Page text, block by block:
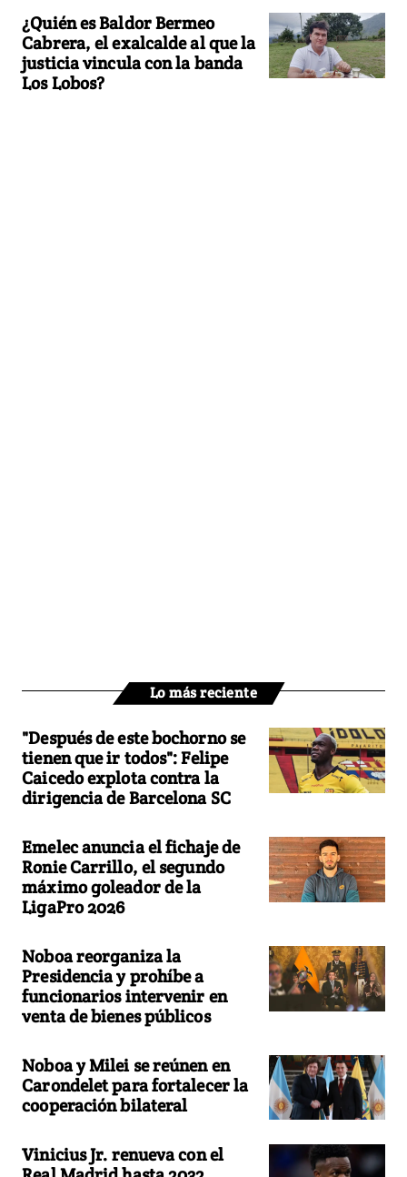
¿Quién es Baldor Bermeo
Cabrera, el exalcalde al que la
justicia vincula con la banda
Los Lobos?
Lo más reciente
"Después de este bochorno se
tienen que ir todos": Felipe
Caicedo explota contra la
dirigencia de Barcelona SC
Emelec anuncia el fichaje de
Ronie Carrillo, el segundo
máximo goleador de la
LigaPro 2026
Noboa reorganiza la
Presidencia y prohíbe a
funcionarios intervenir en
venta de bienes públicos
Noboa y Milei se reúnen en
Carondelet para fortalecer la
cooperación bilateral
Vinicius Jr. renueva con el